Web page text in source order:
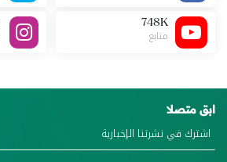
748K
متابع
ابق متصلا